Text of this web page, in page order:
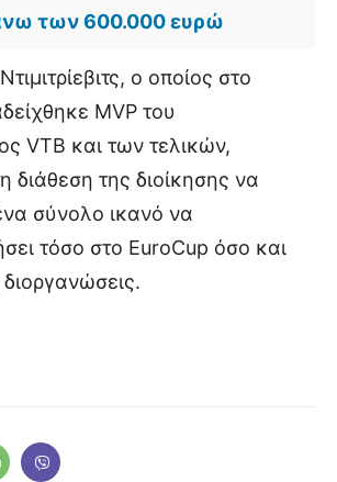
των 600.000 ευρώ
ο οποίος στο
MVP του
VTB και των τελικών,
διάθεση της διοίκησης να
σύνολο ικανό να
τόσο στο EuroCup όσο και